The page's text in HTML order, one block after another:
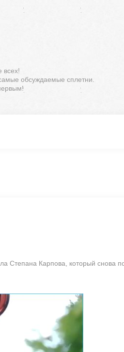
всех!
обсуждаемые сплетни.
Степана Карпова, который снова